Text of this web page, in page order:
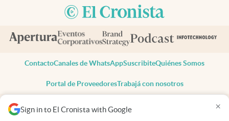
Sign in to El Cronista with Google ×
ContactoCanales de WhatsAppSuscribiteQuiénes Somos
Portal de ProveedoresTrabajá con nosotros
Todos los derechos reservados